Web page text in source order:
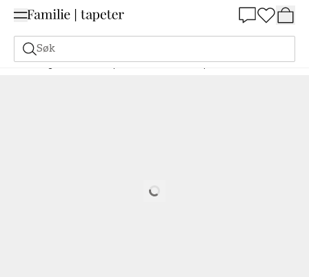
Søk
Maling Bestill basert på NCS Bestill basert på NCS 2002-R50B
Loading…